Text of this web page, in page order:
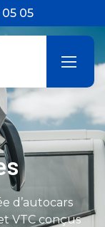
05 05
d’autocars
VTC conçus